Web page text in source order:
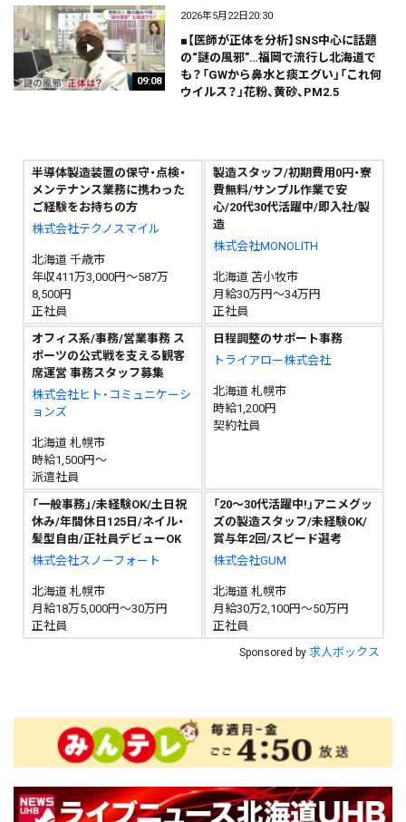
09:08
2026年5月22日20:30
■【医師が正体を分析】SNS中心に話題
の“謎の風邪”…福岡で流行し北海道で
も？「GWから鼻水と痰エグい」「これ何
ウイルス？」花粉、黄砂、PM2.5
半導体製造装置の保守・点検・
メンテナンス業務に携わった
ご経験をお持ちの方
株式会社テクノスマイル
北海道 千歳市
年収411万3,000円～587万
8,500円
正社員
製造スタッフ/初期費用0円・寮
費無料/サンプル作業で安
心/20代30代活躍中/即入社/製
造
株式会社MONOLITH
北海道 苫小牧市
月給30万円～34万円
正社員
オフィス系/事務/営業事務 ス
ポーツの公式戦を支える観客
席運営 事務スタッフ募集
株式会社ヒト・コミュニケーシ
ョンズ
北海道 札幌市
時給1,500円～
派遣社員
日程調整のサポート事務
トライアロー株式会社
北海道 札幌市
時給1,200円
契約社員
「一般事務」/未経験OK/土日祝
休み/年間休日125日/ネイル・
髪型自由/正社員デビューOK
株式会社スノーフォート
北海道 札幌市
月給18万5,000円～30万円
正社員
「20～30代活躍中!」アニメグッ
ズの製造スタッフ/未経験OK/
賞与年2回/スピード選考
株式会社GUM
北海道 札幌市
月給30万2,100円～50万円
正社員
Sponsored by 求人ボックス